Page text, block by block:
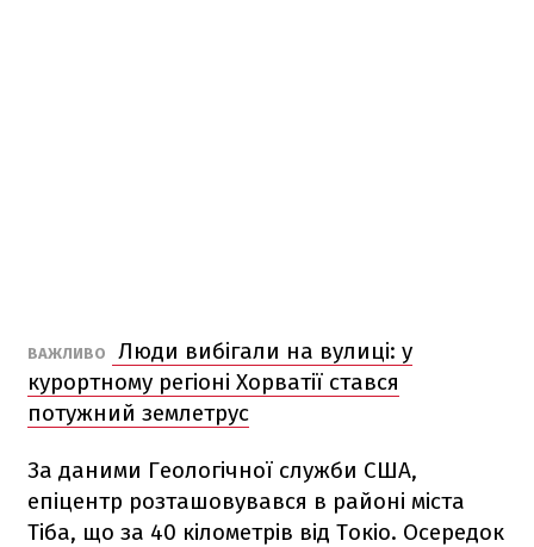
ВАЖЛИВО
Люди вибігали на вулиці: у
курортному регіоні Хорватії стався
потужний землетрус
За даними Геологічної служби США,
епіцентр розташовувався в районі міста
Тіба, що за 40 кілометрів від Токіо. Осередок